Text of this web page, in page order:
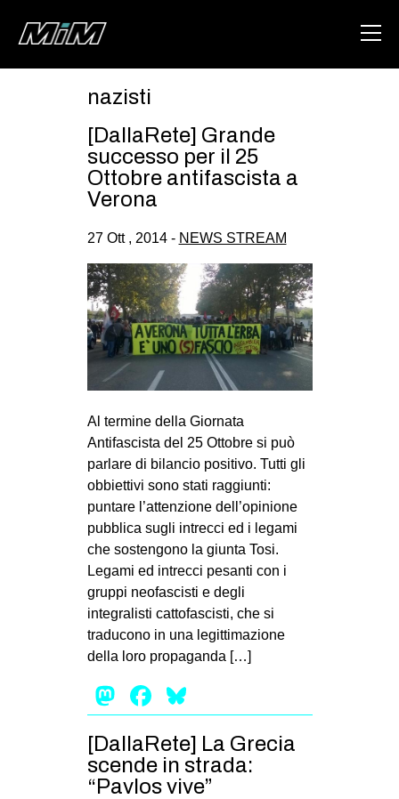
ABOUT
CSOA LAMBRETTA
MSM
STUDENTI TSUNAMI
ZAM
MOBILITAZIONI
SPAZI
SPORT POPOLARE
MOVIMENTI
AMBIENTE
ANTIFASCISMO
DIRITTO ALL’ABITARE
GENERI
MIGRAZIONI
PRECARIATO
REPRESSIONE
STUDENTI
nazisti
[DallaRete] Grande
successo per il 25
Ottobre antifascista a
Verona
27 Ott , 2014 - NEWS STREAM
Al termine della Giornata
Antifascista del 25 Ottobre si può
parlare di bilancio positivo. Tutti gli
obbiettivi sono stati raggiunti:
puntare l’attenzione dell’opinione
pubblica sugli intrecci ed i legami
che sostengono la giunta Tosi.
Legami ed intrecci pesanti con i
gruppi neofascisti e degli
integralisti cattofascisti, che si
traducono in una legittimazione
della loro propaganda […]
Mastodon
Facebook
[DallaRete] La Grecia
scende in strada:
“Pavlos vive”